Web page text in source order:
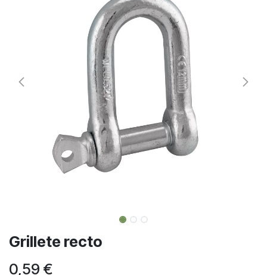
Grillete recto
0,59 €